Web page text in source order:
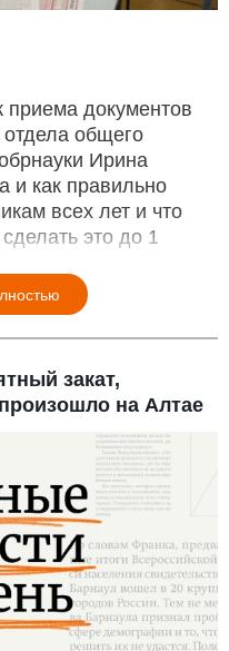
приема документов
общего
Ирина
и как правильно
всех лет и что
это до 1
закат,
на Алтае